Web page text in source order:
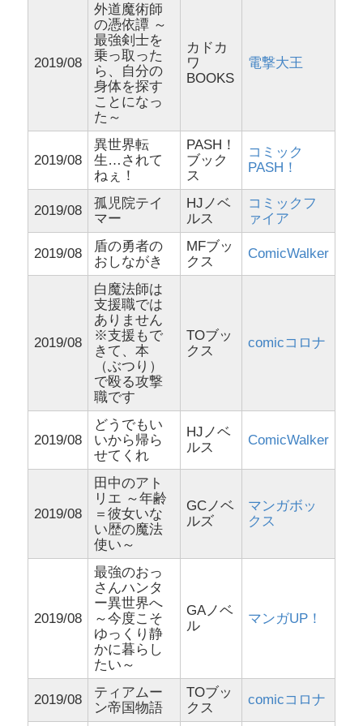
2019/08
外道魔術師
の憑依譚 ～
最強剣士を
乗っ取った
ら、自分の
身体を探す
ことになっ
た～
カドカ
ワ
BOOKS
電撃大王
2019/08
異世界転
生…されて
ねぇ！
PASH！
ブック
ス
コミック
PASH！
2019/08
孤児院テイ
マー
HJノベ
ルス
コミックフ
ァイア
2019/08
盾の勇者の
おしながき
MFブッ
クス
ComicWalker
2019/08
白魔法師は
支援職では
ありません
※支援もで
きて、本
（ぶつり）
で殴る攻撃
職です
TOブッ
クス
comicコロナ
2019/08
どうでもい
いから帰ら
せてくれ
HJノベ
ルス
ComicWalker
2019/08
田中のアト
リエ ～年齢
＝彼女いな
い歴の魔法
使い～
GCノベ
ルズ
マンガボッ
クス
2019/08
最強のおっ
さんハンタ
ー異世界へ
～今度こそ
ゆっくり静
かに暮らし
たい～
GAノベ
ル
マンガUP！
2019/08
ティアムー
ン帝国物語
TOブッ
クス
comicコロナ